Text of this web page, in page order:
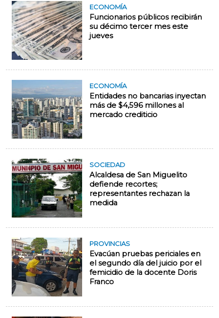
ECONOMÍA
Funcionarios públicos recibirán
su décimo tercer mes este
jueves
ECONOMÍA
Entidades no bancarias inyectan
más de $4,596 millones al
mercado crediticio
SOCIEDAD
Alcaldesa de San Miguelito
defiende recortes;
representantes rechazan la
medida
PROVINCIAS
Evacúan pruebas periciales en
el segundo día del juicio por el
femicidio de la docente Doris
Franco